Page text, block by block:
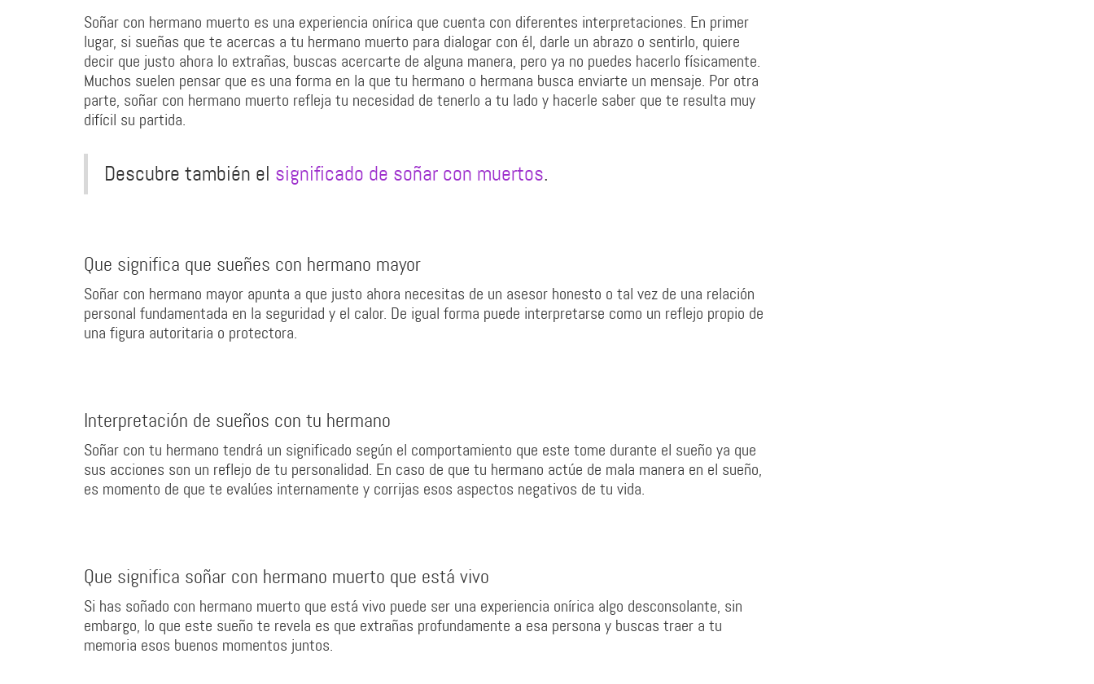
Soñar con hermano muerto es una experiencia onírica que cuenta con diferentes interpretaciones. En primer
lugar, si sueñas que te acercas a tu hermano muerto para dialogar con él, darle un abrazo o sentirlo, quiere
decir que justo ahora lo extrañas, buscas acercarte de alguna manera, pero ya no puedes hacerlo físicamente.
Muchos suelen pensar que es una forma en la que tu hermano o hermana busca enviarte un mensaje. Por otra
parte, soñar con hermano muerto refleja tu necesidad de tenerlo a tu lado y hacerle saber que te resulta muy
difícil su partida.
Descubre también el significado de soñar con muertos.
Que significa que sueñes con hermano mayor
Soñar con hermano mayor apunta a que justo ahora necesitas de un asesor honesto o tal vez de una relación
personal fundamentada en la seguridad y el calor. De igual forma puede interpretarse como un reflejo propio de
una figura autoritaria o protectora.
Interpretación de sueños con tu hermano
Soñar con tu hermano tendrá un significado según el comportamiento que este tome durante el sueño ya que
sus acciones son un reflejo de tu personalidad. En caso de que tu hermano actúe de mala manera en el sueño,
es momento de que te evalúes internamente y corrijas esos aspectos negativos de tu vida.
Que significa soñar con hermano muerto que está vivo
Si has soñado con hermano muerto que está vivo puede ser una experiencia onírica algo desconsolante, sin
embargo, lo que este sueño te revela es que extrañas profundamente a esa persona y buscas traer a tu
memoria esos buenos momentos juntos.